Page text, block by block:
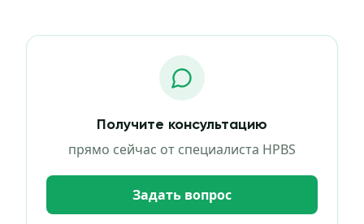
Получите консультацию
прямо сейчас от специалиста HPBS
Задать вопрос